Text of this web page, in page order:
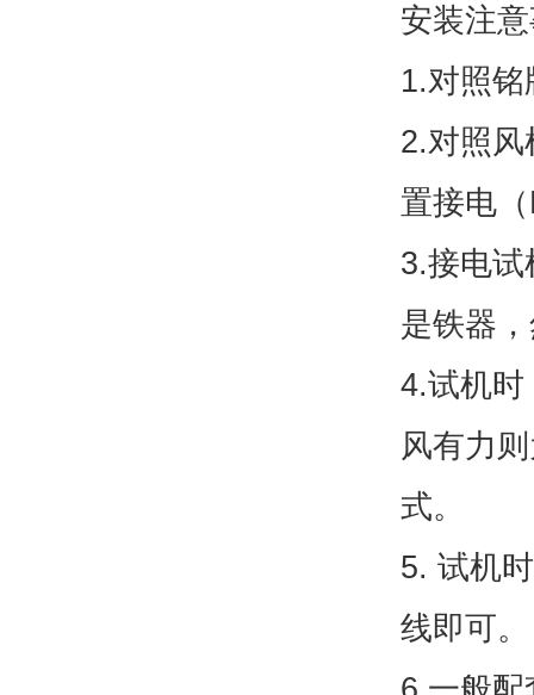
安装注
1.对照
2.对照
置接电
3.接电
是铁器
4.试机时
风有力
式。
5. 试机
线即可。